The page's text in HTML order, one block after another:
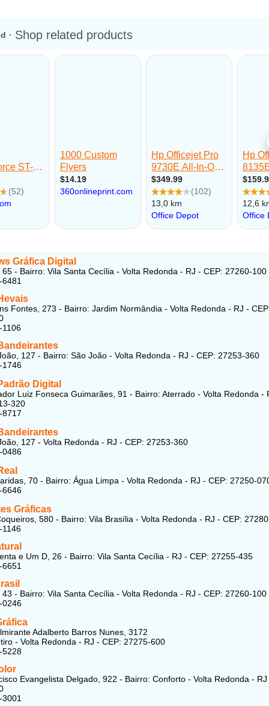
Gráfica Digital
65 - Bairro: Vila Santa Cecília - Volta Redonda - RJ - CEP: 27260-100
Fontes, 273 - Bairro: Jardim Normândia - Volta Redonda - RJ -
1106
127 - Bairro: São João - Volta Redonda - RJ - CEP: 27253-360
1746
Digital
Luiz Fonseca Guimarães, 91 - Bairro: Aterrado - Volta Redonda -
320
8717
127 - Volta Redonda - RJ - CEP: 27253-360
0486
70 - Bairro: Água Limpa - Volta Redonda - RJ - CEP: 27250-
6646
Gráficas
580 - Bairro: Vila Brasília - Volta Redonda - RJ - CEP:
1146
e Um D, 26 - Bairro: Vila Santa Cecília - RJ - CEP: 27255-435
43 - Bairro: Vila Santa Cecília - Volta Redonda - RJ - CEP: 27260-100
0246
Adalberto Barros Nunes, 3172
- Volta Redonda - RJ - CEP: 27275-600
5228
Evangelista Delgado, 922 - Bairro: Conforto - Volta Redonda - RJ